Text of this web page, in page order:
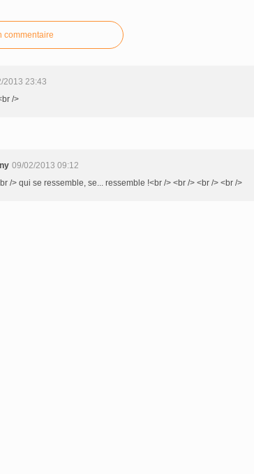
commentaire
2013 23:43
/>
09/02/2013 09:12
/> qui se ressemble, se... ressemble !<br /> <br /> <br /> <br />